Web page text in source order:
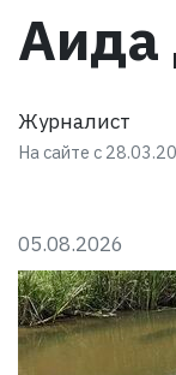
Журналист
На сайте с
05.08.2026